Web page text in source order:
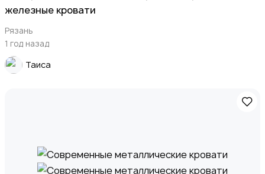
железные кровати
Рязань
1 год назад
Таиса